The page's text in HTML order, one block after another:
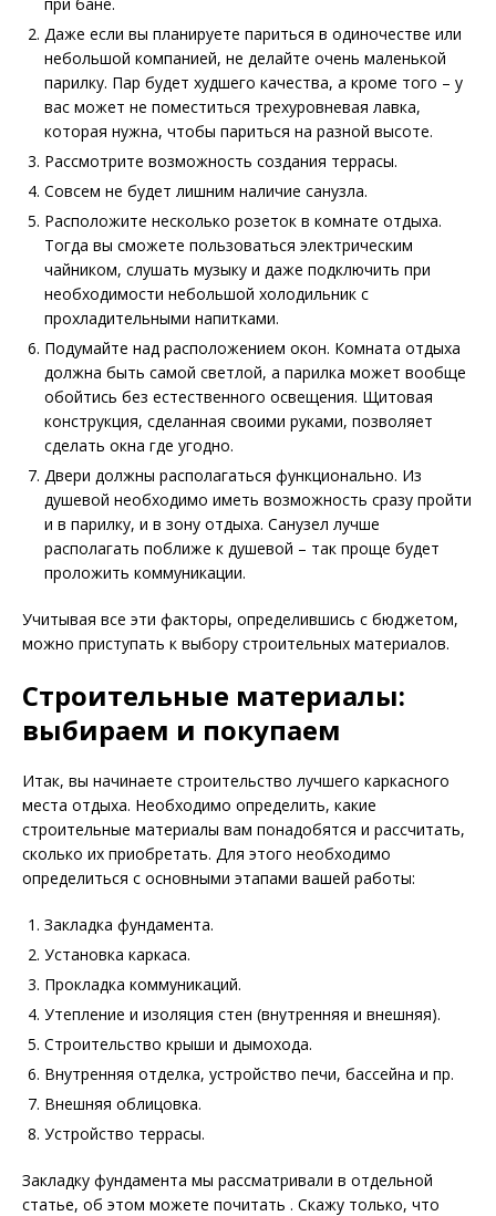
Даже если вы планируете париться в одиночестве или
небольшой компанией, не делайте очень маленькой
парилку. Пар будет худшего качества, а кроме того – у
вас может не поместиться трехуровневая лавка,
которая нужна, чтобы париться на разной высоте.
Рассмотрите возможность создания террасы.
Совсем не будет лишним наличие санузла.
Расположите несколько розеток в комнате отдыха.
Тогда вы сможете пользоваться электрическим
чайником, слушать музыку и даже подключить при
необходимости небольшой холодильник с
прохладительными напитками.
Подумайте над расположением окон. Комната отдыха
должна быть самой светлой, а парилка может вообще
обойтись без естественного освещения. Щитовая
конструкция, сделанная своими руками, позволяет
сделать окна где угодно.
Двери должны располагаться функционально. Из
душевой необходимо иметь возможность сразу пройти
и в парилку, и в зону отдыха. Санузел лучше
располагать поближе к душевой – так проще будет
проложить коммуникации.
Учитывая все эти факторы, определившись с бюджетом,
можно приступать к выбору строительных материалов.
Строительные материалы:
выбираем и покупаем
Итак, вы начинаете строительство лучшего каркасного
места отдыха. Необходимо определить, какие
строительные материалы вам понадобятся и рассчитать,
сколько их приобретать. Для этого необходимо
определиться с основными этапами вашей работы:
Закладка фундамента.
Установка каркаса.
Прокладка коммуникаций.
Утепление и изоляция стен (внутренняя и внешняя).
Строительство крыши и дымохода.
Внутренняя отделка, устройство печи, бассейна и пр.
Внешняя облицовка.
Устройство террасы.
Закладку фундамента мы рассматривали в отдельной
статье, об этом можете почитать . Скажу только, что